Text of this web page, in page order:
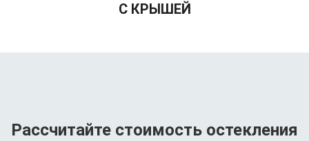
С КРЫШЕЙ
Рассчитайте стоимость остекления